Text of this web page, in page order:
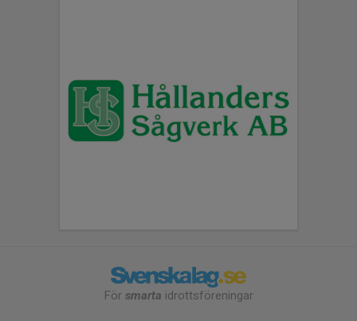
För smarta idrottsföreningar